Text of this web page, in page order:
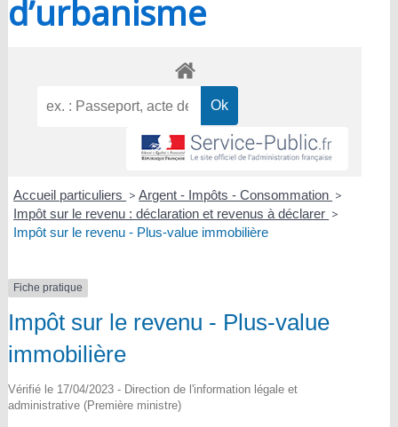
d’urbanisme
Accueil particuliers > Argent - Impôts - Consommation >
Impôt sur le revenu : déclaration et revenus à déclarer >
Impôt sur le revenu - Plus-value immobilière
Fiche pratique
Impôt sur le revenu - Plus-value
immobilière
Vérifié le 17/04/2023 - Direction de l'information légale et
administrative (Première ministre)